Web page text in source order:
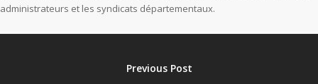
administrateurs et les syndicats départementaux.
Previous Post